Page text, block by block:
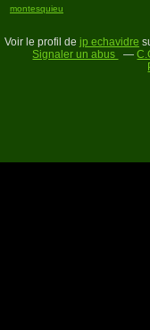
montesquieu
Voir le profil de jp echavidre
Signaler un abus